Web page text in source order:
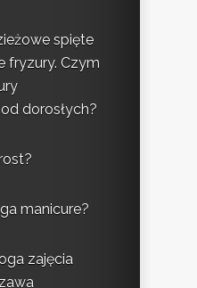
spięte
fryzury. Czym
dorosłych?
manicure?
zajęcia